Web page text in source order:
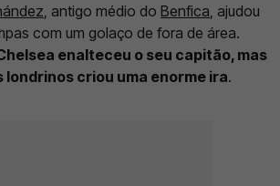
, antigo médio do Benfica , ajudou
com um golaço de fora de área.
enalteceu o seu capitão, mas
londrinos criou uma enorme ira.